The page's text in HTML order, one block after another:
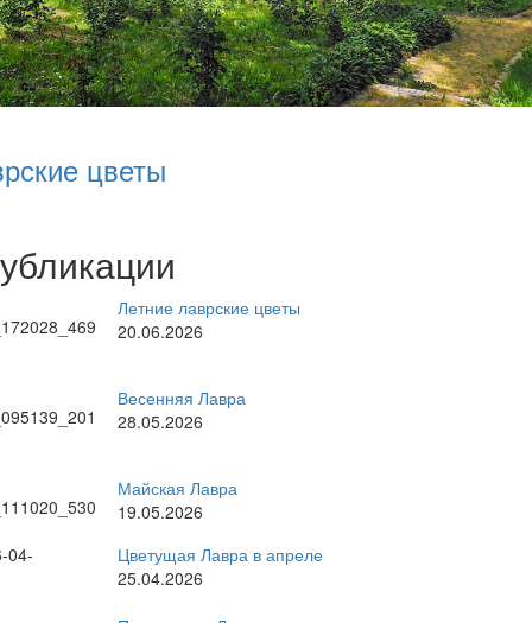
цветы
Летние лаврские цветы
20.06.2026
Весенняя Лавра
28.05.2026
Майская Лавра
19.05.2026
Цветущая Лавра в апреле
25.04.2026